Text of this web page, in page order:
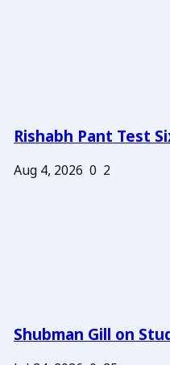
Rishabh Pant Test
Aug 4, 2026 0 2
Shubman Gill on